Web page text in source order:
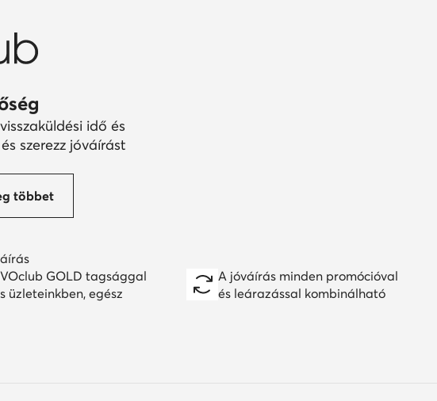
idő és
szerezz jóváírást
többet
GOLD tagsággal
üzleteinkben, egész
A jóváírás minden promócióval
és leárazással kombinálható